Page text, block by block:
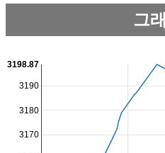
그
3170
3180
3190
3198.87